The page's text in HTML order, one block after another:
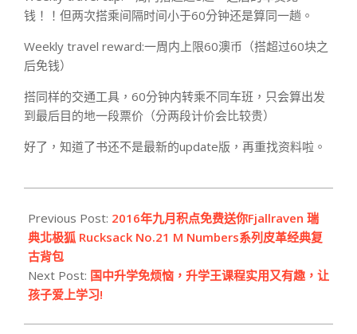
钱！！但两次搭乘间隔时间小于60分钟还是算同一趟。
Weekly travel reward:一周内上限60澳币（搭超过60块之
后免钱）
搭同样的交通工具，60分钟内转乘不同车班，只会算出发
到最后目的地一段票价（分两段计价会比较贵）
好了，知道了书还不是最新的update版，再重找资料啦。
09-
15
Previous Post: 2016年九月积点免费送你Fjallraven 瑞
典北极狐 Rucksack No.21 M Numbers系列皮革经典复
古背包
Next Post: 国中升学免烦恼，升学王课程实用又有趣，让
孩子爱上学习!